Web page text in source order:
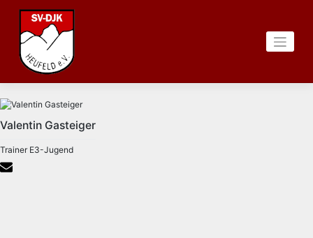
springen
Valentin Gasteiger
Trainer E3-Jugend